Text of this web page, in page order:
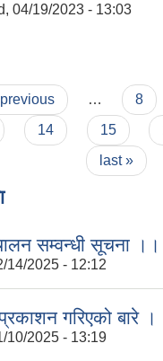
04/19/2023 - 13:03
previous … 8
14 15
last »
सम्वन्धी सूचना
14/2025 - 12:12
गरिएको बारे ।
10/2025 - 13:19